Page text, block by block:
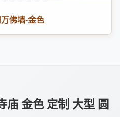
佛墙-金色
庙 金色 定制 大型 圆